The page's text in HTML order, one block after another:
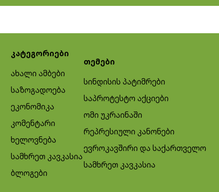
კატეგორიები
ახალი ამბები
საზოგადოება
ეკონომიკა
კომენტარი
ხელოვნება
სამხრეთ კავკასია
ბლოგები
თემები
სინდისის პატიმრები
საპროტესტო აქციები
ომი უკრაინაში
რეპრესიული კანონები
ევროკავშირი და საქართველო
სამხრეთ კავკასია